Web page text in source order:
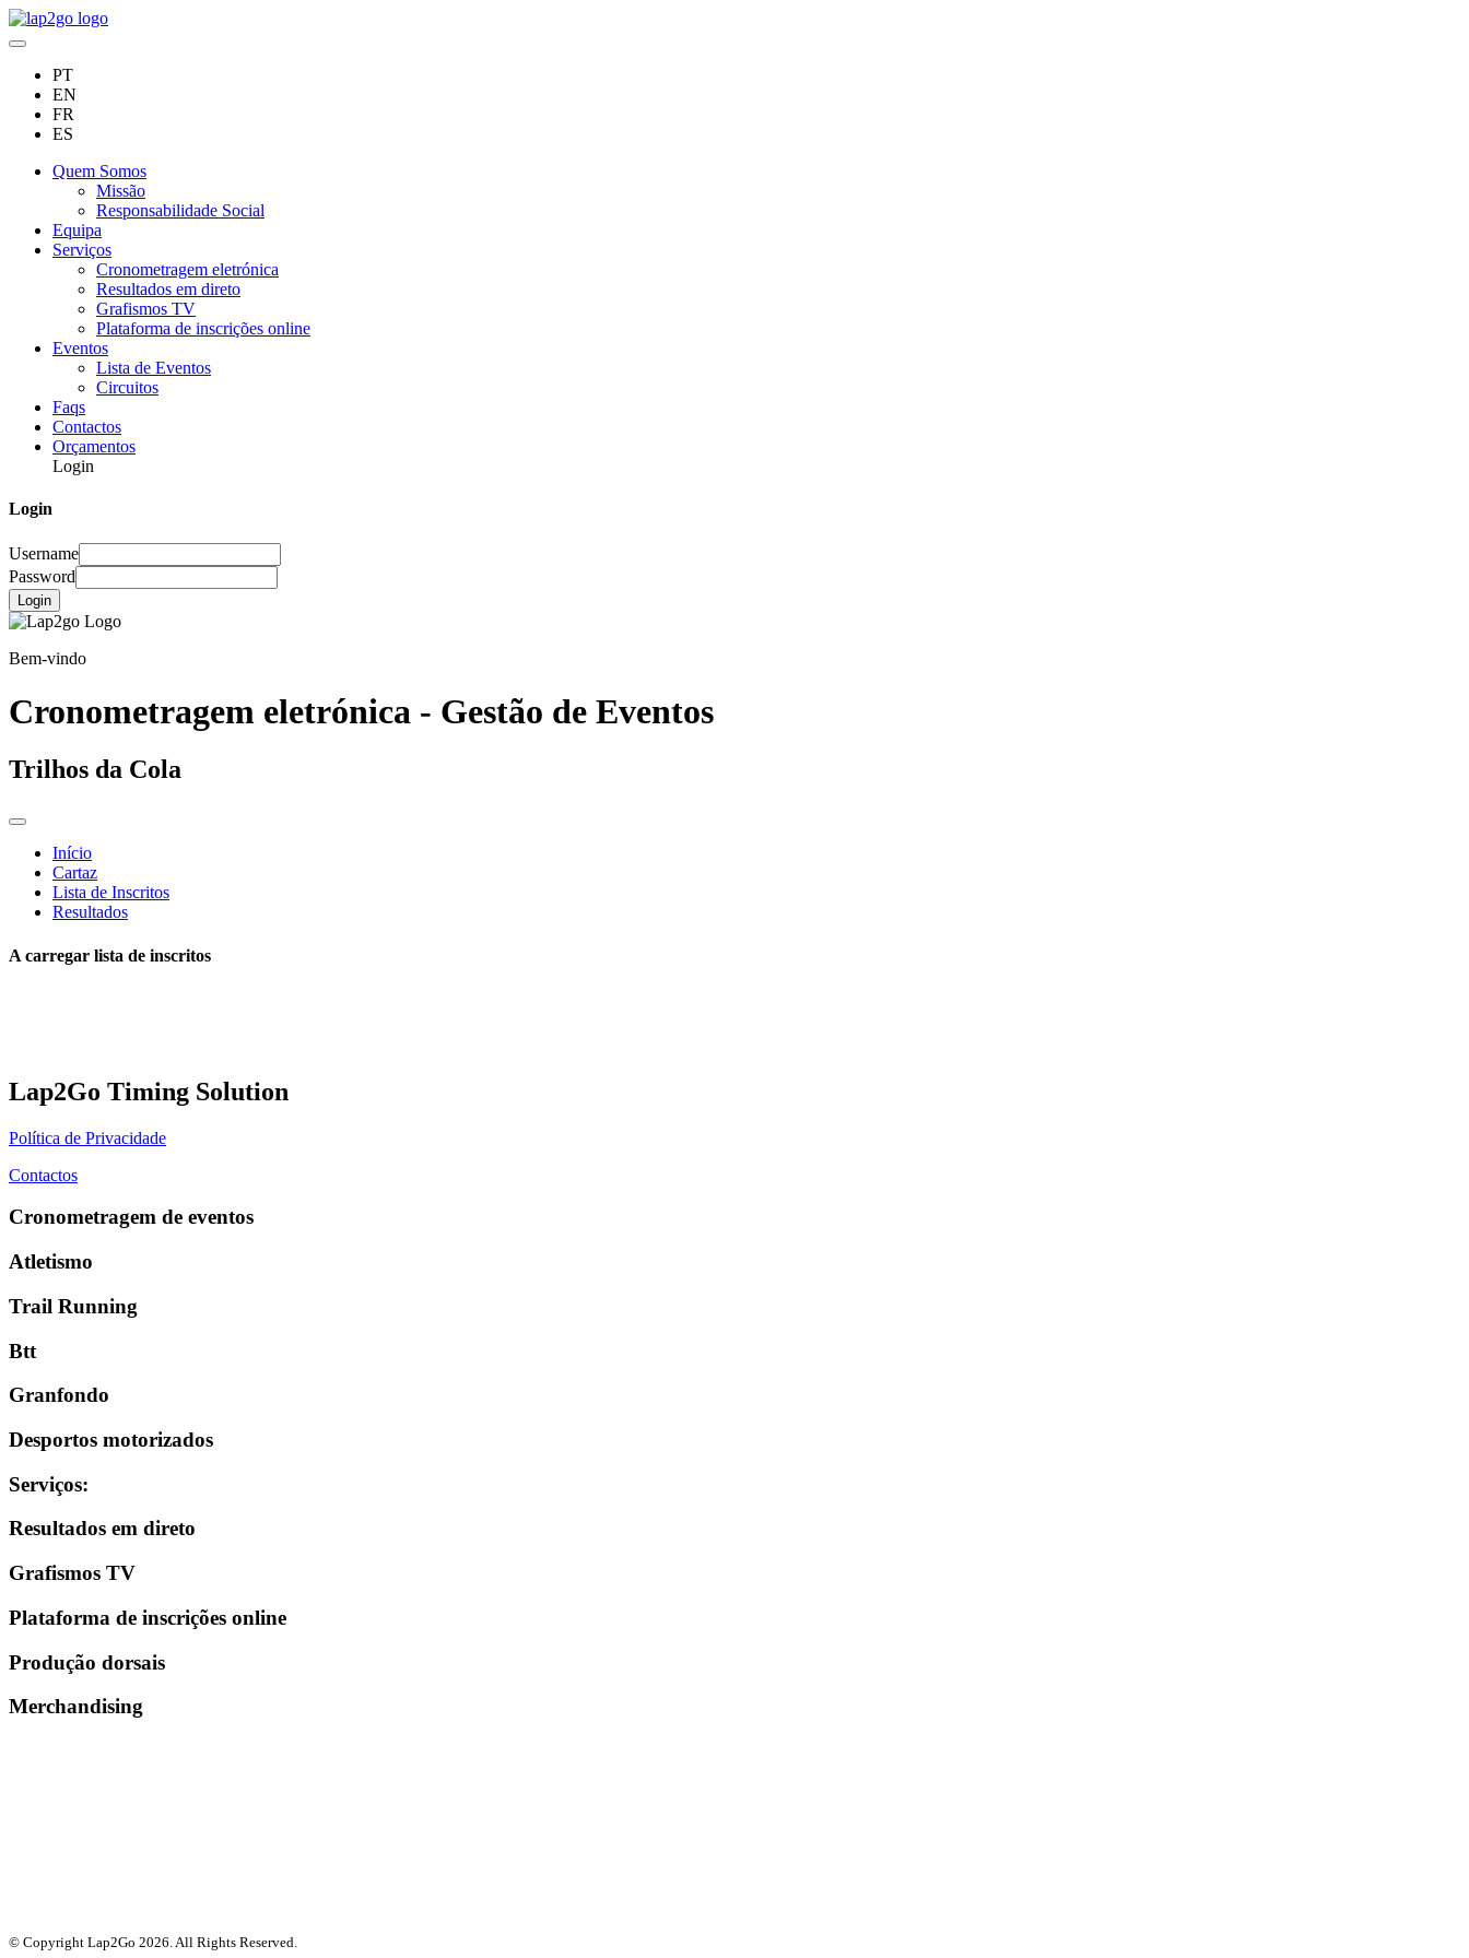
PT
EN
FR
ES
Quem Somos
Missão
Responsabilidade Social
Equipa
Serviços
Cronometragem eletrónica
Resultados em direto
Grafismos TV
Plataforma de inscrições online
Eventos
Lista de Eventos
Circuitos
Faqs
Contactos
Orçamentos
Login
Login
Username
Password
Login
Bem-vindo
Cronometragem eletrónica - Gestão de Eventos
Trilhos da Cola
Início
Cartaz
Lista de Inscritos
Resultados
A carregar lista de inscritos
Lap2Go Timing Solution
Política de Privacidade
Contactos
Cronometragem de eventos
Atletismo
Trail Running
Btt
Granfondo
Desportos motorizados
Serviços:
Resultados em direto
Grafismos TV
Plataforma de inscrições online
Produção dorsais
Merchandising
© Copyright Lap2Go 2026. All Rights Reserved.